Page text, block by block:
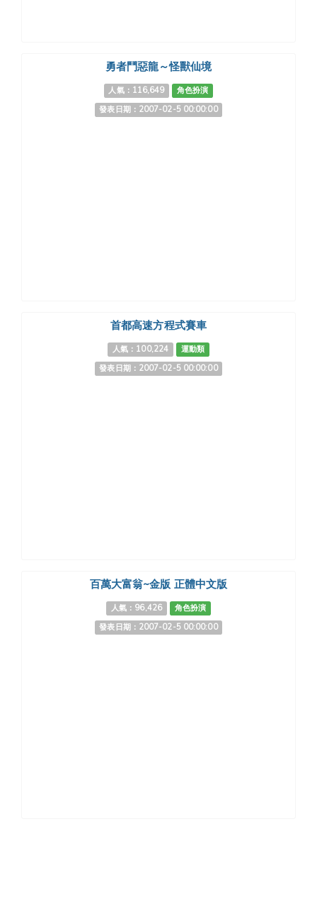
勇者鬥惡龍～怪獸仙境
人氣：116,649
角色扮演
發表日期：2007-02-5 00:00:00
首都高速方程式賽車
人氣：100,224
運動類
發表日期：2007-02-5 00:00:00
百萬大富翁~金版 正體中文版
人氣：96,426
角色扮演
發表日期：2007-02-5 00:00:00